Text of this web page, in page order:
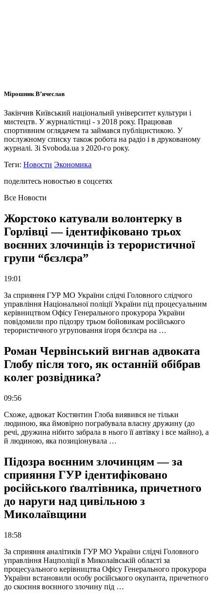
Мірошник В’ячеслав
Закінчив Київський національий університет культури і
мистецтв. У журналістиці - з 2018 року. Працював
спортивним оглядачем та займався публіцистикою. У
послужному списку також робота на радіо і в друкованому
журналі. Зі Svoboda.ua з 2020-го року.
Теги: Новости Экономика
поделитесь новостью в соцсетях
Все Новости
Жорстоко катували волонтерку в
Горлівці — ідентифіковано трьох
воєнних злочинців із терористичної
групи “бєзлєра”
19:01
За сприяння ГУР МО України слідчі Головного слідчого
управління Національної поліції України під процесуальним
керівництвом Офісу Генерального прокурора України
повідомили про підозру трьом бойовикам російського
терористичного угруповання іґоря бєзлєра на …
Роман Червінський вигнав адвоката
Глобу після того, як останній обібрав
колег розвідника?
09:56
Схоже, адвокат Костянтин Глоба виявився не тільки
людиною, яка ймовірно пограбувала власну дружину (до
речі, дружина нібито забрала в нього її автівку і все майно), а
й людиною, яка позиціонувала …
Підозра воєнним злочинцям — за
сприяння ГУР ідентифіковано
російського ґвалтівника, причетного
до наруги над цивільною з
Миколаївщини
18:58
За сприяння аналітиків ГУР МО України слідчі Головного
управління Нацполіції в Миколаївській області за
процесуального керівництва Офісу Генерального прокурора
України встановили особу російського окупанта, причетного
до скоєння воєнного злочину під …